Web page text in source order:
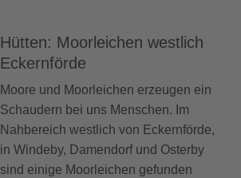
Hütten: Moorleichen westlich
Eckernförde
Moore und Moorleichen erzeugen ein
Schaudern bei uns Menschen. Im
Nahbereich westlich von Eckernförde,
in Windeby, Damendorf und Osterby
sind einige Moorleichen gefunden